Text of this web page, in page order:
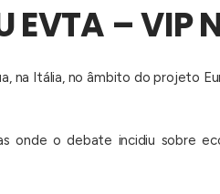
EVTA – VIP
na Itália, no âmbito do projeto
o debate incidiu sobre